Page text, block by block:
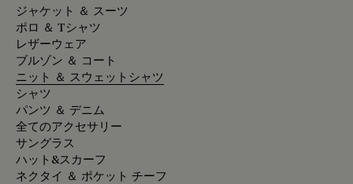
ジャケット ＆ スーツ
ポロ ＆ Tシャツ
レザーウェア
ブルゾン ＆ コート
ニット ＆ スウェットシャツ
シャツ
パンツ ＆ デニム
全てのアクセサリー
サングラス
ハット&スカーフ
ネクタイ ＆ ポケット チーフ